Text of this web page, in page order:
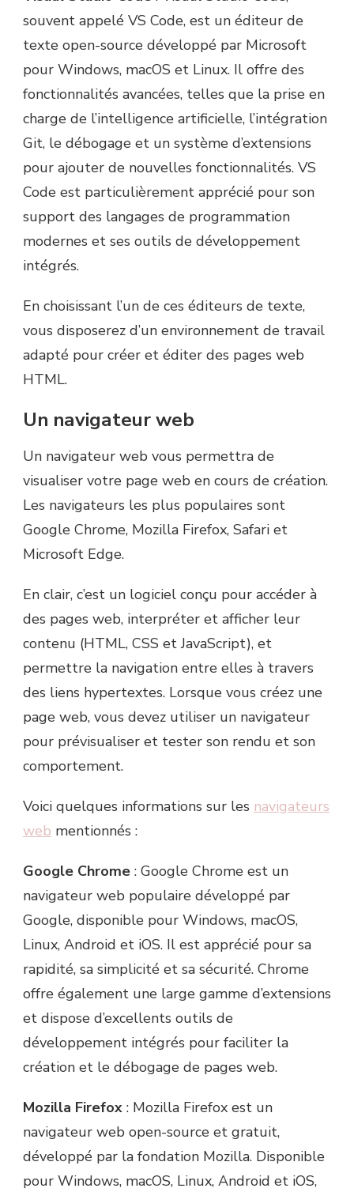
souvent appelé VS Code, est un éditeur de
texte open-source développé par Microsoft
pour Windows, macOS et Linux. Il offre des
fonctionnalités avancées, telles que la prise en
charge de l’intelligence artificielle, l’intégration
Git, le débogage et un système d’extensions
pour ajouter de nouvelles fonctionnalités. VS
Code est particulièrement apprécié pour son
support des langages de programmation
modernes et ses outils de développement
intégrés.
En choisissant l’un de ces éditeurs de texte,
vous disposerez d’un environnement de travail
adapté pour créer et éditer des pages web
HTML.
Un navigateur web
Un navigateur web vous permettra de
visualiser votre page web en cours de création.
Les navigateurs les plus populaires sont
Google Chrome, Mozilla Firefox, Safari et
Microsoft Edge.
En clair, c’est un logiciel conçu pour accéder à
des pages web, interpréter et afficher leur
contenu (HTML, CSS et JavaScript), et
permettre la navigation entre elles à travers
des liens hypertextes. Lorsque vous créez une
page web, vous devez utiliser un navigateur
pour prévisualiser et tester son rendu et son
comportement.
Voici quelques informations sur les navigateurs
web mentionnés :
Google Chrome : Google Chrome est un
navigateur web populaire développé par
Google, disponible pour Windows, macOS,
Linux, Android et iOS. Il est apprécié pour sa
rapidité, sa simplicité et sa sécurité. Chrome
offre également une large gamme d’extensions
et dispose d’excellents outils de
développement intégrés pour faciliter la
création et le débogage de pages web.
Mozilla Firefox : Mozilla Firefox est un
navigateur web open-source et gratuit,
développé par la fondation Mozilla. Disponible
pour Windows, macOS, Linux, Android et iOS,